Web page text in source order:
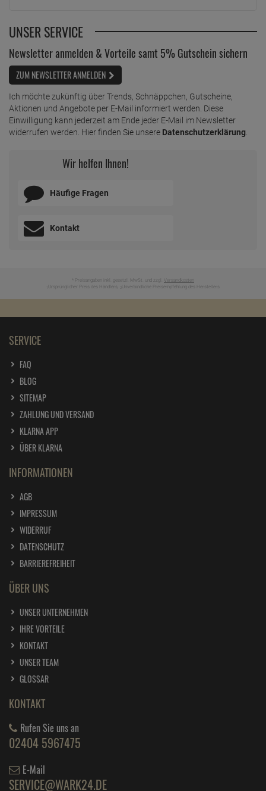
UNSER SERVICE
Newsletter anmelden & Vorteile samt 5% Gutschein sichern
ZUM NEWSLETTER ANMELDEN
Ich möchte zukünftig über Trends, Schnäppchen, Gutscheine,
Aktionen und Angebote per E-Mail informiert werden. Diese
Einwilligung kann jederzeit am Ende jeder E-Mail im Newsletter
widerrufen werden. Hier finden Sie unsere Datenschutzerklärung
Wir helfen Ihnen!
Häufige Fragen
Kontakt
* Preisangaben inkl. gesetzl. MwSt. und zzgl. Versandkosten
Ursprünglicher Preis des Händlers, Unverbindliche Preisempfehlung des Herstellers
SERVICE
FAQ
BLOG
SITEMAP
ZAHLUNG UND VERSAND
KLARNA APP
ÜBER KLARNA
INFORMATIONEN
AGB
IMPRESSUM
WIDERRUF
DATENSCHUTZ
BARRIEREFREIHEIT
ÜBER UNS
UNSER UNTERNEHMEN
IHRE VORTEILE
KONTAKT
UNSER TEAM
GLOSSAR
KONTAKT
Rufen Sie uns an
02404 5967475
E-Mail
SERVICE@WARK24.DE